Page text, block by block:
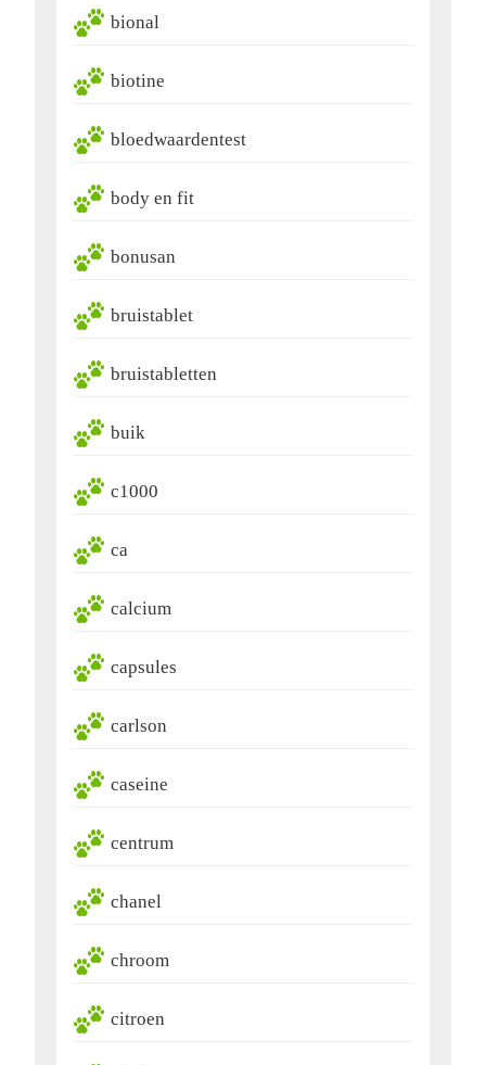
bional
biotine
bloedwaardentest
body en fit
bonusan
bruistablet
bruistabletten
buik
c1000
ca
calcium
capsules
carlson
caseine
centrum
chanel
chroom
citroen